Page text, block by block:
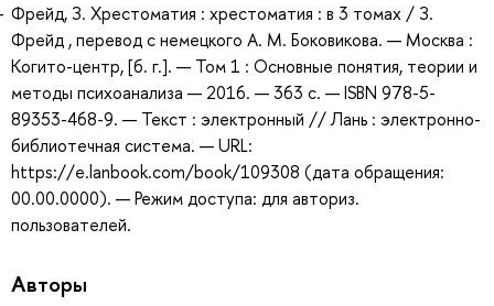
Фрейд, З. Хрестоматия : хрестоматия : в 3 томах / З.
Фрейд , перевод с немецкого А. М. Боковикова. — Москва :
Когито-центр, [б. г.]. — Том 1 : Основные понятия, теории и
методы психоанализа — 2016. — 363 с. — ISBN 978-5-
89353-468-9. — Текст : электронный // Лань : электронно-
библиотечная система. — URL:
https://e.lanbook.com/book/109308 (дата обращения:
00.00.0000). — Режим доступа: для авториз.
пользователей.
Авторы